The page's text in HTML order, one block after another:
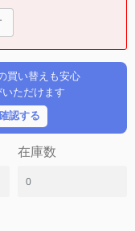
買い替えも安心
ただけます
認する
在庫数
0